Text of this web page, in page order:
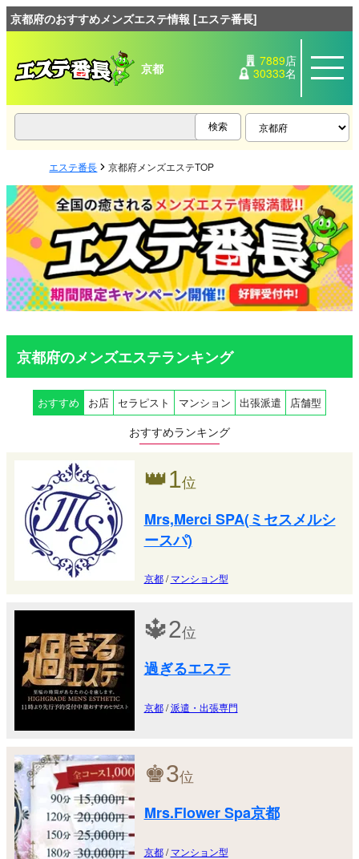
京都府のおすすめメンズエステ情報 [エステ番長]
京都 7889店
30333名
エステ番長 京都府メンズエステTOP
京都府のメンズエステランキング
おすすめ お店 セラピスト マンション 出張派遣 店舗型
おすすめランキング
👑1位
Mrs,Merci SPA(ミセスメルシ
ースパ)
京都/マンション型
🔱2位
過ぎるエステ
京都/派遣・出張専門
♚3位
Mrs.Flower Spa京都
京都/マンション型